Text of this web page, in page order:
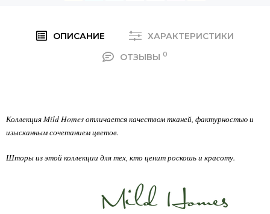
ОПИСАНИЕ
ХАРАКТЕРИСТИКИ
ОТЗЫВЫ 0
Коллекция Mild Homes отличается качеством тканей, фактурностью и
изысканным сочетанием цветов.
Шторы из этой коллекции для тех, кто ценит роскошь и красоту.